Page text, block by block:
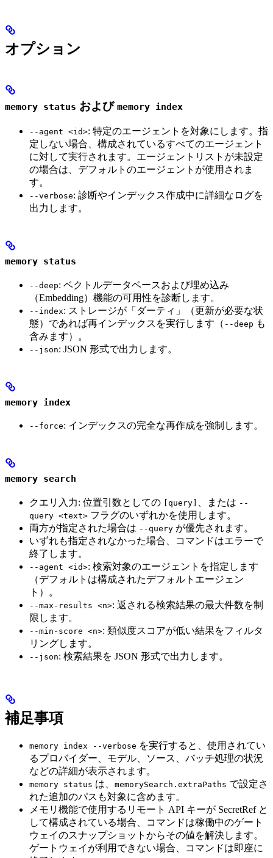
オプション
memory status および memory index
--agent <id>: 特定のエージェントを対象にします。指
定しない場合、構成されているすべてのエージェント
に対して実行されます。エージェントリストが未設定
の場合は、デフォルトのエージェントが使用されま
す。
--verbose: 診断やインデックス作成中に詳細なログを
出力します。
memory status
--deep: ベクトルデータベースおよび埋め込み
（Embedding）機能の可用性を診断します。
--index: ストレージが「ダーティ」（更新が必要な状
態）であれば再インデックスを実行します（ --deep も
含みます）。
--json: JSON 形式で出力します。
memory index
--force: インデックスの完全な再作成を強制します。
memory search
クエリ入力: 位置引数としての [query] 、または --
query <text> フラグのいずれかを使用します。
両方が指定された場合は --query が優先されます。
いずれも指定されなかった場合、コマンドはエラーで
終了します。
--agent <id>: 検索対象のエージェントを指定します
（デフォルトは構成されたデフォルトエージェン
ト）。
--max-results <n>: 返される検索結果の最大件数を制
限します。
--min-score <n>: 類似度スコアが低い結果をフィルタ
リングします。
--json: 検索結果を JSON 形式で出力します。
補足事項
memory index --verbose を実行すると、使用されてい
るプロバイダー、モデル、ソース、バッチ処理の状況
などの詳細が表示されます。
memory status は、 memorySearch.extraPaths で設定さ
れた追加のパスも対象に含めます。
メモリ機能で使用するリモート API キーが SecretRef と
して構成されている場合、コマンドは稼働中のゲート
ウェイのスナップショットからその値を解決します。
ゲートウェイが利用できない場合、コマンドは即座に